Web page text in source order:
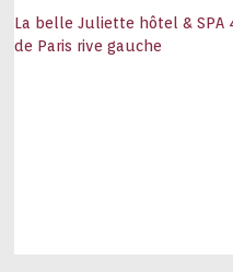
La belle Juliette hôtel &
de Paris rive gauche